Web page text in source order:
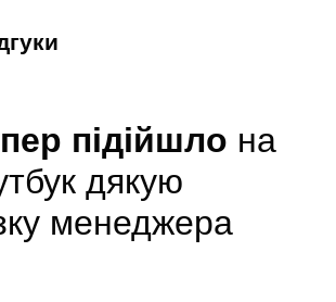
підійшло на
дякую
менеджера